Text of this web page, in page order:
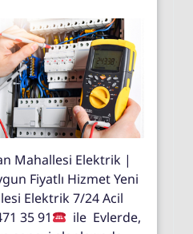
Mahallesi Elektrik |
Fiyatlı Hizmet Yeni
Elektrik 7/24 Acil
35 91
ile Evlerde,